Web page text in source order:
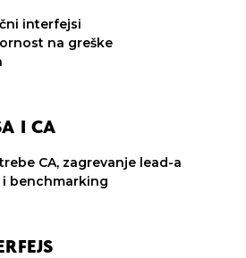
interfejsi
na greške
I CA
CA, zagrevanje lead-a
i benchmarking